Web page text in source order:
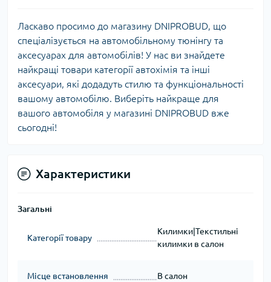
Ласкаво просимо до магазину DNIPROBUD, що
спеціалізується на автомобільному тюнінгу та
аксесуарах для автомобілів! У нас ви знайдете
найкращі товари категорії автохімія та інші
аксесуари, які додадуть стилю та функціональності
вашому автомобілю. Виберіть найкраще для
вашого автомобіля у магазині DNIPROBUD вже
сьогодні!
Характеристики
Загальні
Категорії товару
Килимки|Текстильні
килимки в салон
Місце встановлення В салон